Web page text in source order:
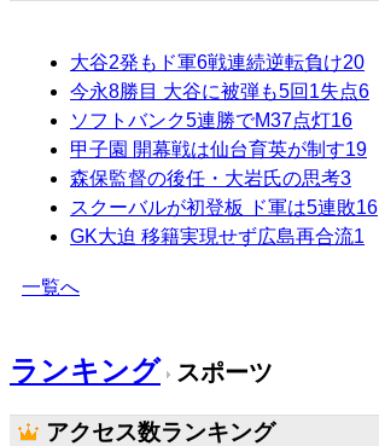
大谷2発もド軍6戦連続逆転負け20
今永8勝目 大谷に被弾も5回1失点6
ソフトバンク5連勝でM37点灯16
甲子園 開幕戦は仙台育英が制す19
森保監督の後任・大岩氏の思考3
スクーバルが初登板 ド軍は5連敗16
GK大迫 移籍実現せず広島再合流1
一覧へ
ランキング スポーツ
アクセス数ランキング